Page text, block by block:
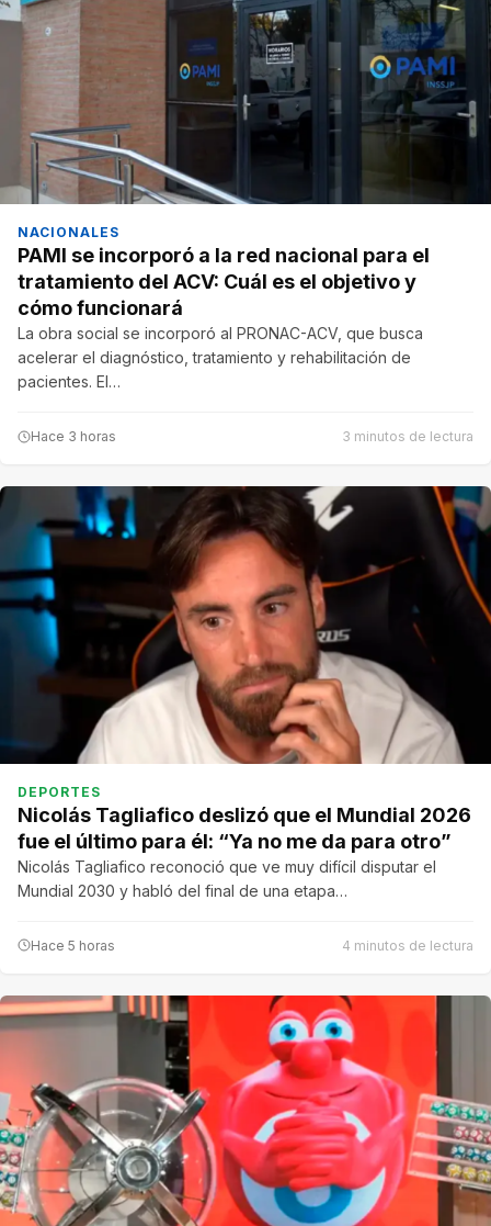
NACIONALES
PAMI se incorporó a la red nacional para el
tratamiento del ACV: Cuál es el objetivo y
cómo funcionará
La obra social se incorporó al PRONAC-ACV, que busca
acelerar el diagnóstico, tratamiento y rehabilitación de
pacientes. El…
Hace 3 horas 3 minutos de lectura
DEPORTES
Nicolás Tagliafico deslizó que el Mundial 2026
fue el último para él: “Ya no me da para otro”
Nicolás Tagliafico reconoció que ve muy difícil disputar el
Mundial 2030 y habló del final de una etapa…
Hace 5 horas 4 minutos de lectura